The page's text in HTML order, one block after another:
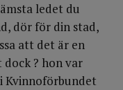
ledet du
dör för din stad,
att det är en
dock ? hon var
Kvinnoförbundet